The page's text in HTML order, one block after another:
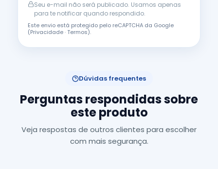
Seu e-mail não será publicado. Usamos apenas
para te notificar quando respondido.
Este envio está protegido pelo reCAPTCHA da Google
(Privacidade·Termos).
Dúvidas frequentes
Perguntas respondidas sobre
este produto
Veja respostas de outros clientes para escolher
com mais segurança.